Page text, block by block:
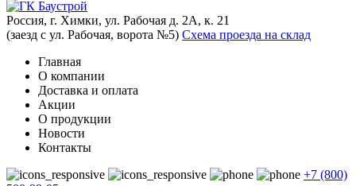
Россия, г. Химки, ул. Рабочая д. 2А, к. 21
(заезд с ул. Рабочая, ворота №5) Схема проезда на склад
Главная
О компании
Доставка и оплата
Акции
О продукции
Новости
Контакты
+7 (800)